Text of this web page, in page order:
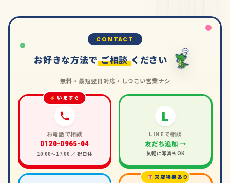
CONTACT
お好きな方法で ご相談 ください
無料・最短翌日対応・しつこい営業ナシ
いますぐ
お電話で相談
0120-0965-04
10:00〜17:00 ／ 祝日休
L
LINEで相談
友だち追加 →
気軽に写真もOK
来店特典あり